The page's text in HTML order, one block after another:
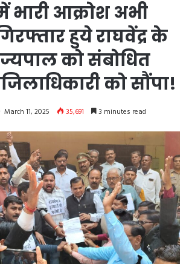
भारी आक्रोश अभी
हुये राघवेंद्र के
को संबोधित
को सौंपा!
March 11, 2025 35,691 3 minutes read